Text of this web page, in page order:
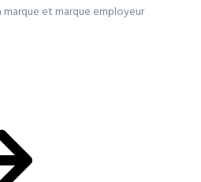
marque et marque employeur